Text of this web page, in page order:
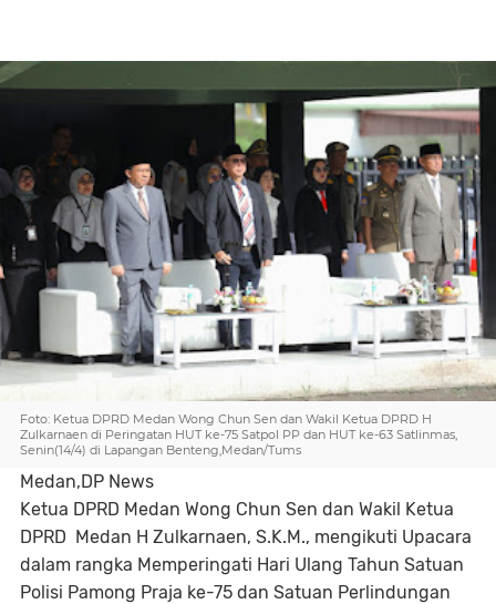
Foto: Ketua DPRD Medan Wong Chun Sen dan Wakil Ketua DPRD H
Zulkarnaen di Peringatan HUT ke-75 Satpol PP dan HUT ke-63 Satlinmas,
Senin(14/4) di Lapangan Benteng,Medan/Tums
Medan,DP News
Ketua DPRD Medan Wong Chun Sen dan Wakil Ketua
DPRD Medan H Zulkarnaen, S.K.M., mengikuti Upacara
dalam rangka Memperingati Hari Ulang Tahun Satuan
Polisi Pamong Praja ke-75 dan Satuan Perlindungan